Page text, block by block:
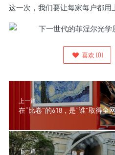
这一次，我们要让每家每户都用
喜欢 (0)
上一篇
在“比卷”的618，是“谁”取得全
下一篇